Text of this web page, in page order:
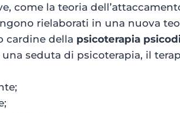
come la teoria
rielaborati in una nuova
cardine della psicoterapia
seduta di psicoterapia, il